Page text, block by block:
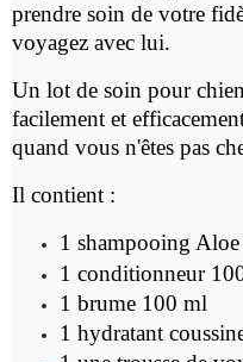
prendre soin de votre
voyagez avec lui.
Un lot de soin pour
facilement et
quand vous n'êtes pas
Il contient :
1 shampooing
1 conditionneur
1 brume 100 ml
1 hydratant